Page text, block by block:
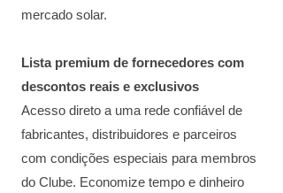
mercado solar.
Lista premium de fornecedores com
descontos reais e exclusivos
Acesso direto a uma rede confiável de
fabricantes, distribuidores e parceiros
com condições especiais para membros
do Clube. Economize tempo e dinheiro